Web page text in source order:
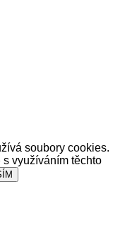
soubory cookies.
využíváním těchto